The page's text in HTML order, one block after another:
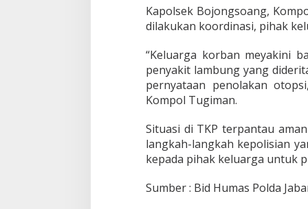
Kapolsek Bojongsoang,
dilakukan koordinasi, pihak
“Keluarga korban meyakini
penyakit lambung yang
pernyataan penolakan
Kompol Tugiman.
Situasi di TKP terpantau
langkah-langkah kepolisian
kepada pihak keluarga untuk
Sumber : Bid Humas Polda